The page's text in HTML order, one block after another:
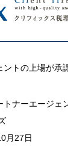
トの上場が承認
ナーエージェ
月27日